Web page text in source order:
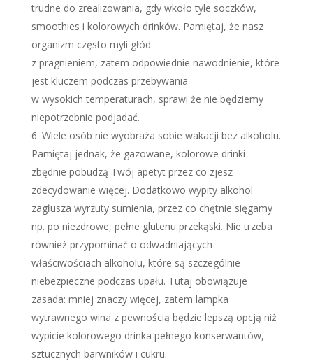
trudne do zrealizowania, gdy wkoło tyle soczków,
smoothies i kolorowych drinków. Pamiętaj, że nasz
organizm często myli głód
z pragnieniem, zatem odpowiednie nawodnienie, które
jest kluczem podczas przebywania
w wysokich temperaturach, sprawi że nie będziemy
niepotrzebnie podjadać.
Wiele osób nie wyobraża sobie wakacji bez alkoholu.
Pamiętaj jednak, że gazowane, kolorowe drinki
zbędnie pobudzą Twój apetyt przez co zjesz
zdecydowanie więcej. Dodatkowo wypity alkohol
zagłusza wyrzuty sumienia, przez co chętnie sięgamy
np. po niezdrowe, pełne glutenu przekąski. Nie trzeba
również przypominać o odwadniających
właściwościach alkoholu, które są szczególnie
niebezpieczne podczas upału. Tutaj obowiązuje
zasada: mniej znaczy więcej, zatem lampka
wytrawnego wina z pewnością będzie lepszą opcją niż
wypicie kolorowego drinka pełnego konserwantów,
sztucznych barwników i cukru.